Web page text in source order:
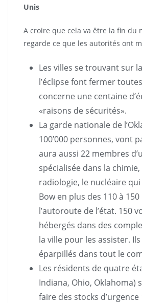
Unis
A croire que cela va être la fin du
regarde ce que les autorités ont
Les villes se trouvant sur
l’éclipse font fermer
concerne une centaine
«raisons de sécurités».
La garde nationale de
100’000 personnes, vont
aura aussi 22 membres
spécialisée dans la
radiologie, le nucléaire
Bow en plus des 110 à
l’autoroute de l’état. 150
hébergés dans des
la ville pour les assister.
éparpillés dans tout le
Les résidents de quatre
Indiana, Ohio, Oklahoma)
faire des stocks d’urgence